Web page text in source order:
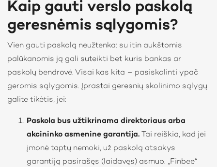
Kaip gauti verslo paskolą
geresnėmis sąlygomis?
Vien gauti paskolą neužtenka: su itin aukštomis
palūkanomis ją gali suteikti bet kuris bankas ar
paskolų bendrovė. Visai kas kita – pasiskolinti ypač
geromis sąlygomis. Įprastai geresnių skolinimo sąlygų
galite tikėtis, jei:
Paskola bus užtikrinama direktoriaus arba
akcininko asmenine garantija. Tai reiškia, kad jei
įmonė taptų nemoki, už paskolą atsakys
garantiją pasirašęs (laidavęs) asmuo. „Finbee“